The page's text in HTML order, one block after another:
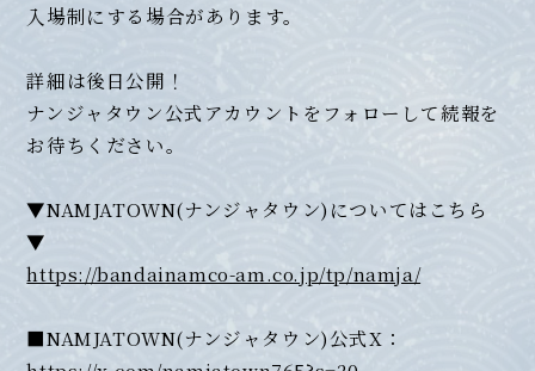
入場制にする場合があります。
詳細は後日公開！
ナンジャタウン公式アカウントをフォローして続報を
お待ちください。
▼NAMJATOWN(ナンジャタウン)についてはこちら
▼
https://bandainamco-am.co.jp/tp/namja/
■NAMJATOWN(ナンジャタウン)公式X：